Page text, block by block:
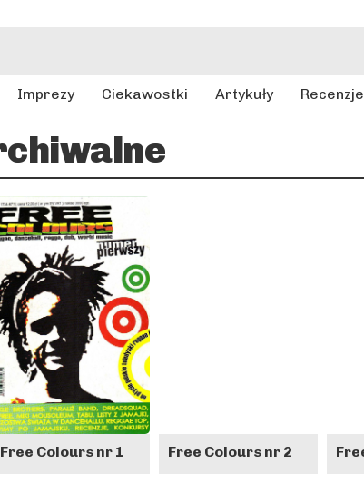
Imprezy Ciekawostki Artykuły Recenzje
Free Colours nr 1 Free Colours nr 2